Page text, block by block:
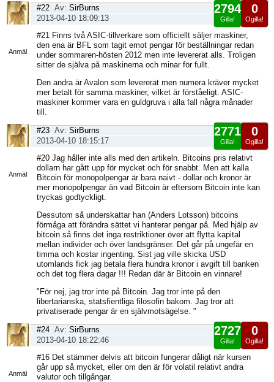
Anmäl
0
Ogilla!
2794
Gilla!
#22 Av: SirBurns
2013-04-10 18:09:13
#21 Finns två ASIC-tillverkare som officiellt säljer maskiner,
den ena är BFL som tagit emot pengar för beställningar redan
under sommaren-hösten 2012 men inte levererat alls. Troligen
sitter de själva på maskinerna och minar för fullt.
Den andra är Avalon som levererat men numera kräver mycket
mer betalt för samma maskiner, vilket är förståeligt. ASIC-
maskiner kommer vara en guldgruva i alla fall några månader
till.
Anmäl
0
Ogilla!
2771
Gilla!
#23 Av: SirBurns
2013-04-10 18:15:17
#20 Jag håller inte alls med den artikeln. Bitcoins pris relativt
dollarn har gått upp för mycket och för snabbt. Men att kalla
Bitcoin för monopolpengar är bara naivt - dollar och kronor är
mer monopolpengar än vad Bitcoin är eftersom Bitcoin inte kan
tryckas godtyckligt.
Dessutom så underskattar han (Anders Lotsson) bitcoins
förmåga att förändra sättet vi hanterar pengar på. Med hjälp av
bitcoin så finns det inga restriktioner över att flytta kapital
mellan individer och över landsgränser. Det går på ungefär en
timma och kostar ingenting. Sist jag ville skicka USD
utomlands fick jag betala flera hundra kronor i avgift till banken
och det tog flera dagar !!! Redan där är Bitcoin en vinnare!
"För nej, jag tror inte på Bitcoin. Jag tror inte på den
libertarianska, statsfientliga filosofin bakom. Jag tror att
privatiserade pengar är en självmotsägelse. "
Anmäl
0
Ogilla!
2727
Gilla!
#24 Av: SirBurns
2013-04-10 18:22:46
#16 Det stämmer delvis att bitcoin fungerar dåligt när kursen
går upp så mycket, eller om den är för volatil relativt andra
valutor och tillgångar.